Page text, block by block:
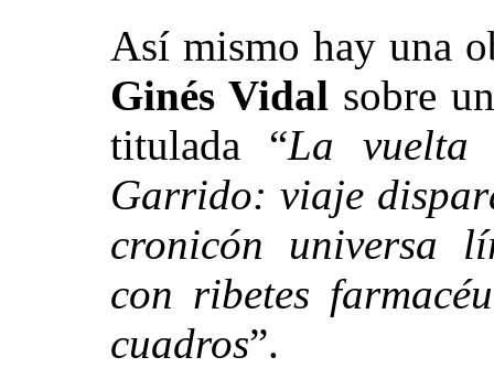
Así mismo hay una
Ginés Vidal sobre
titulada “La
Garrido: viaje
cronicón universa
con ribetes
cuadros”.